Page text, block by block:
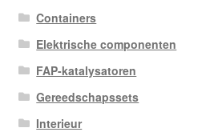
Containers
Elektrische componenten
FAP-katalysatoren
Gereedschapssets
Interieur